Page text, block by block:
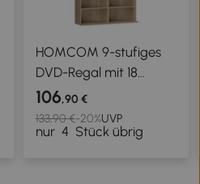
HOMCOM 9-stufiges
DVD-Regal mit 18
Fächern und 14
verstellbaren
Einlegeböden, Platz für
106,90 €
133,90 €-20%UVP
nur 4 Stück übrig